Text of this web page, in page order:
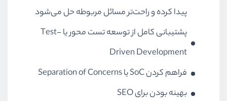
پیدا کرده و راحت‌تر مسائل مربوطه حل می‌شود
پشتیبانی کامل از توسعه تست محور یا Test-
Driven Development
فراهم کردن SoC یا Separation of Concerns
بهینه بودن برای SEO